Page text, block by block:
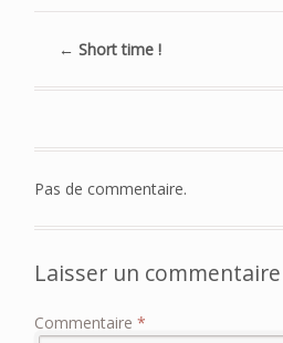
← Short time !
Pas de commentaire.
Laisser un commentaire
Commentaire *